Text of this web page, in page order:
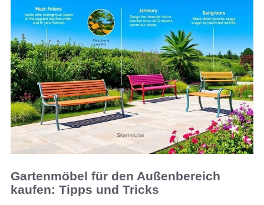
Gartenmöbel für den Außenbereich
kaufen: Tipps und Tricks